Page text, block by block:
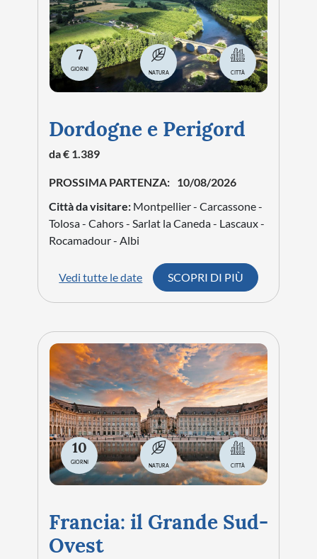
7
GIORNI
NATURA CITTÀ
Dordogne e Perigord
da € 1.389
PROSSIMA PARTENZA: 10/08/2026
Città da visitare: Montpellier - Carcassone -
Tolosa - Cahors - Sarlat la Caneda - Lascaux -
Rocamadour - Albi
Vedi tutte le date SCOPRI DI PIÙ
10
GIORNI
NATURA CITTÀ
Francia: il Grande Sud-
Ovest